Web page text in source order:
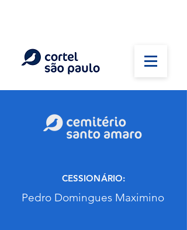
CESSIONÁRIO:
Pedro Domingues Maximino